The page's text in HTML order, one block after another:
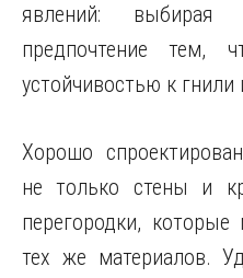
явлений: выбирая
предпочтение тем,
устойчивостью к гнили
Хорошо
не только стены и
перегородки,
тех же материалов.